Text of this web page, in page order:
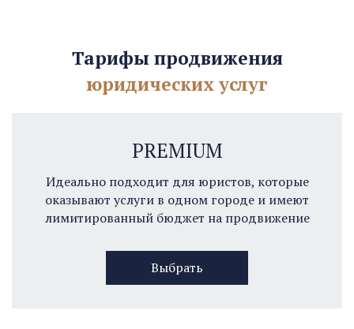
Тарифы продвижения
юридических услуг
PREMIUM
Идеально подходит для юристов, которые
оказывают услуги в одном городе и имеют
лимитированный бюджет на продвижение
Выбрать